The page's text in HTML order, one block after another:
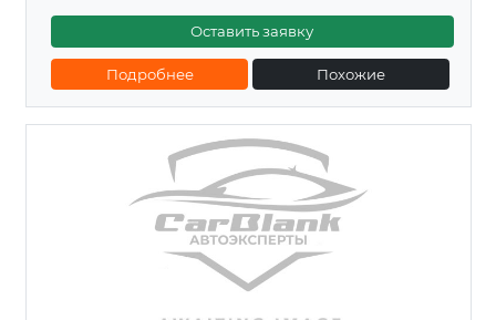
Оставить заявку
Подробнее Похожие